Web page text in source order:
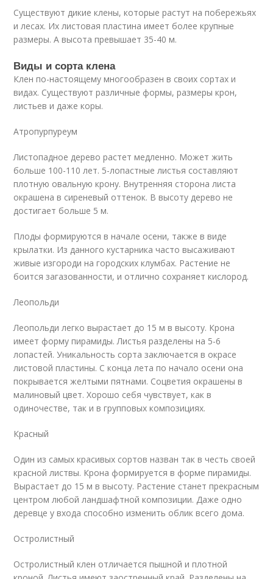
Существуют дикие клены, которые растут на побережьях
и лесах. Их листовая пластина имеет более крупные
размеры. А высота превышает 35-40 м.
Виды и сорта клена
Клен по-настоящему многообразен в своих сортах и
видах. Существуют различные формы, размеры крон,
листьев и даже коры.
Атропурпуреум
Листопадное дерево растет медленно. Может жить
больше 100-110 лет. 5-лопастные листья составляют
плотную овальную крону. Внутренняя сторона листа
окрашена в сиреневый оттенок. В высоту дерево не
достигает больше 5 м.
Плоды формируются в начале осени, также в виде
крылатки. Из данного кустарника часто высаживают
живые изгороди на городских клумбах. Растение не
боится загазованности, и отлично сохраняет кислород.
Леопольди
Леопольди легко вырастает до 15 м в высоту. Крона
имеет форму пирамиды. Листья разделены на 5-6
лопастей. Уникальность сорта заключается в окрасе
листовой пластины. С конца лета по начало осени она
покрывается желтыми пятнами. Соцветия окрашены в
малиновый цвет. Хорошо себя чувствует, как в
одиночестве, так и в групповых композициях.
Красный
Один из самых красивых сортов назван так в честь своей
красной листвы. Крона формируется в форме пирамиды.
Вырастает до 15 м в высоту. Растение станет прекрасным
центром любой ландшафтной композиции. Даже одно
деревце у входа способно изменить облик всего дома.
Остролистный
Остролистный клен отличается пышной и плотной